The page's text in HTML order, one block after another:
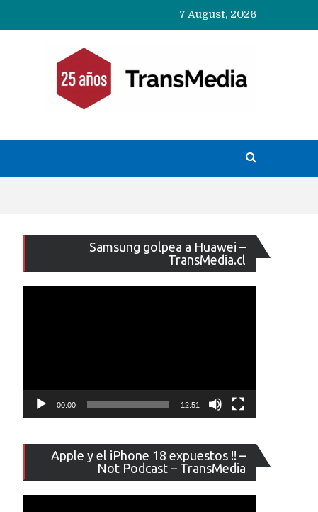
7 August, 2026
Samsung golpea a Huawei –
TransMedia.cl
de
vídeo
00:00 12:51
Apple y el iPhone 18 expuestos !! –
Not Podcast – TransMedia
de
vídeo